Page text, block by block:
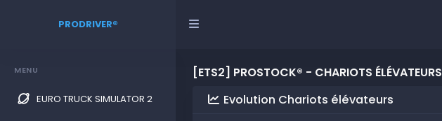
PRODRIVER®
MENU
EURO TRUCK SIMULATOR 2
[ETS2] PROSTOCK® - CHARIOTS ÉLÉVATEURS
Evolution Chariots élévateurs